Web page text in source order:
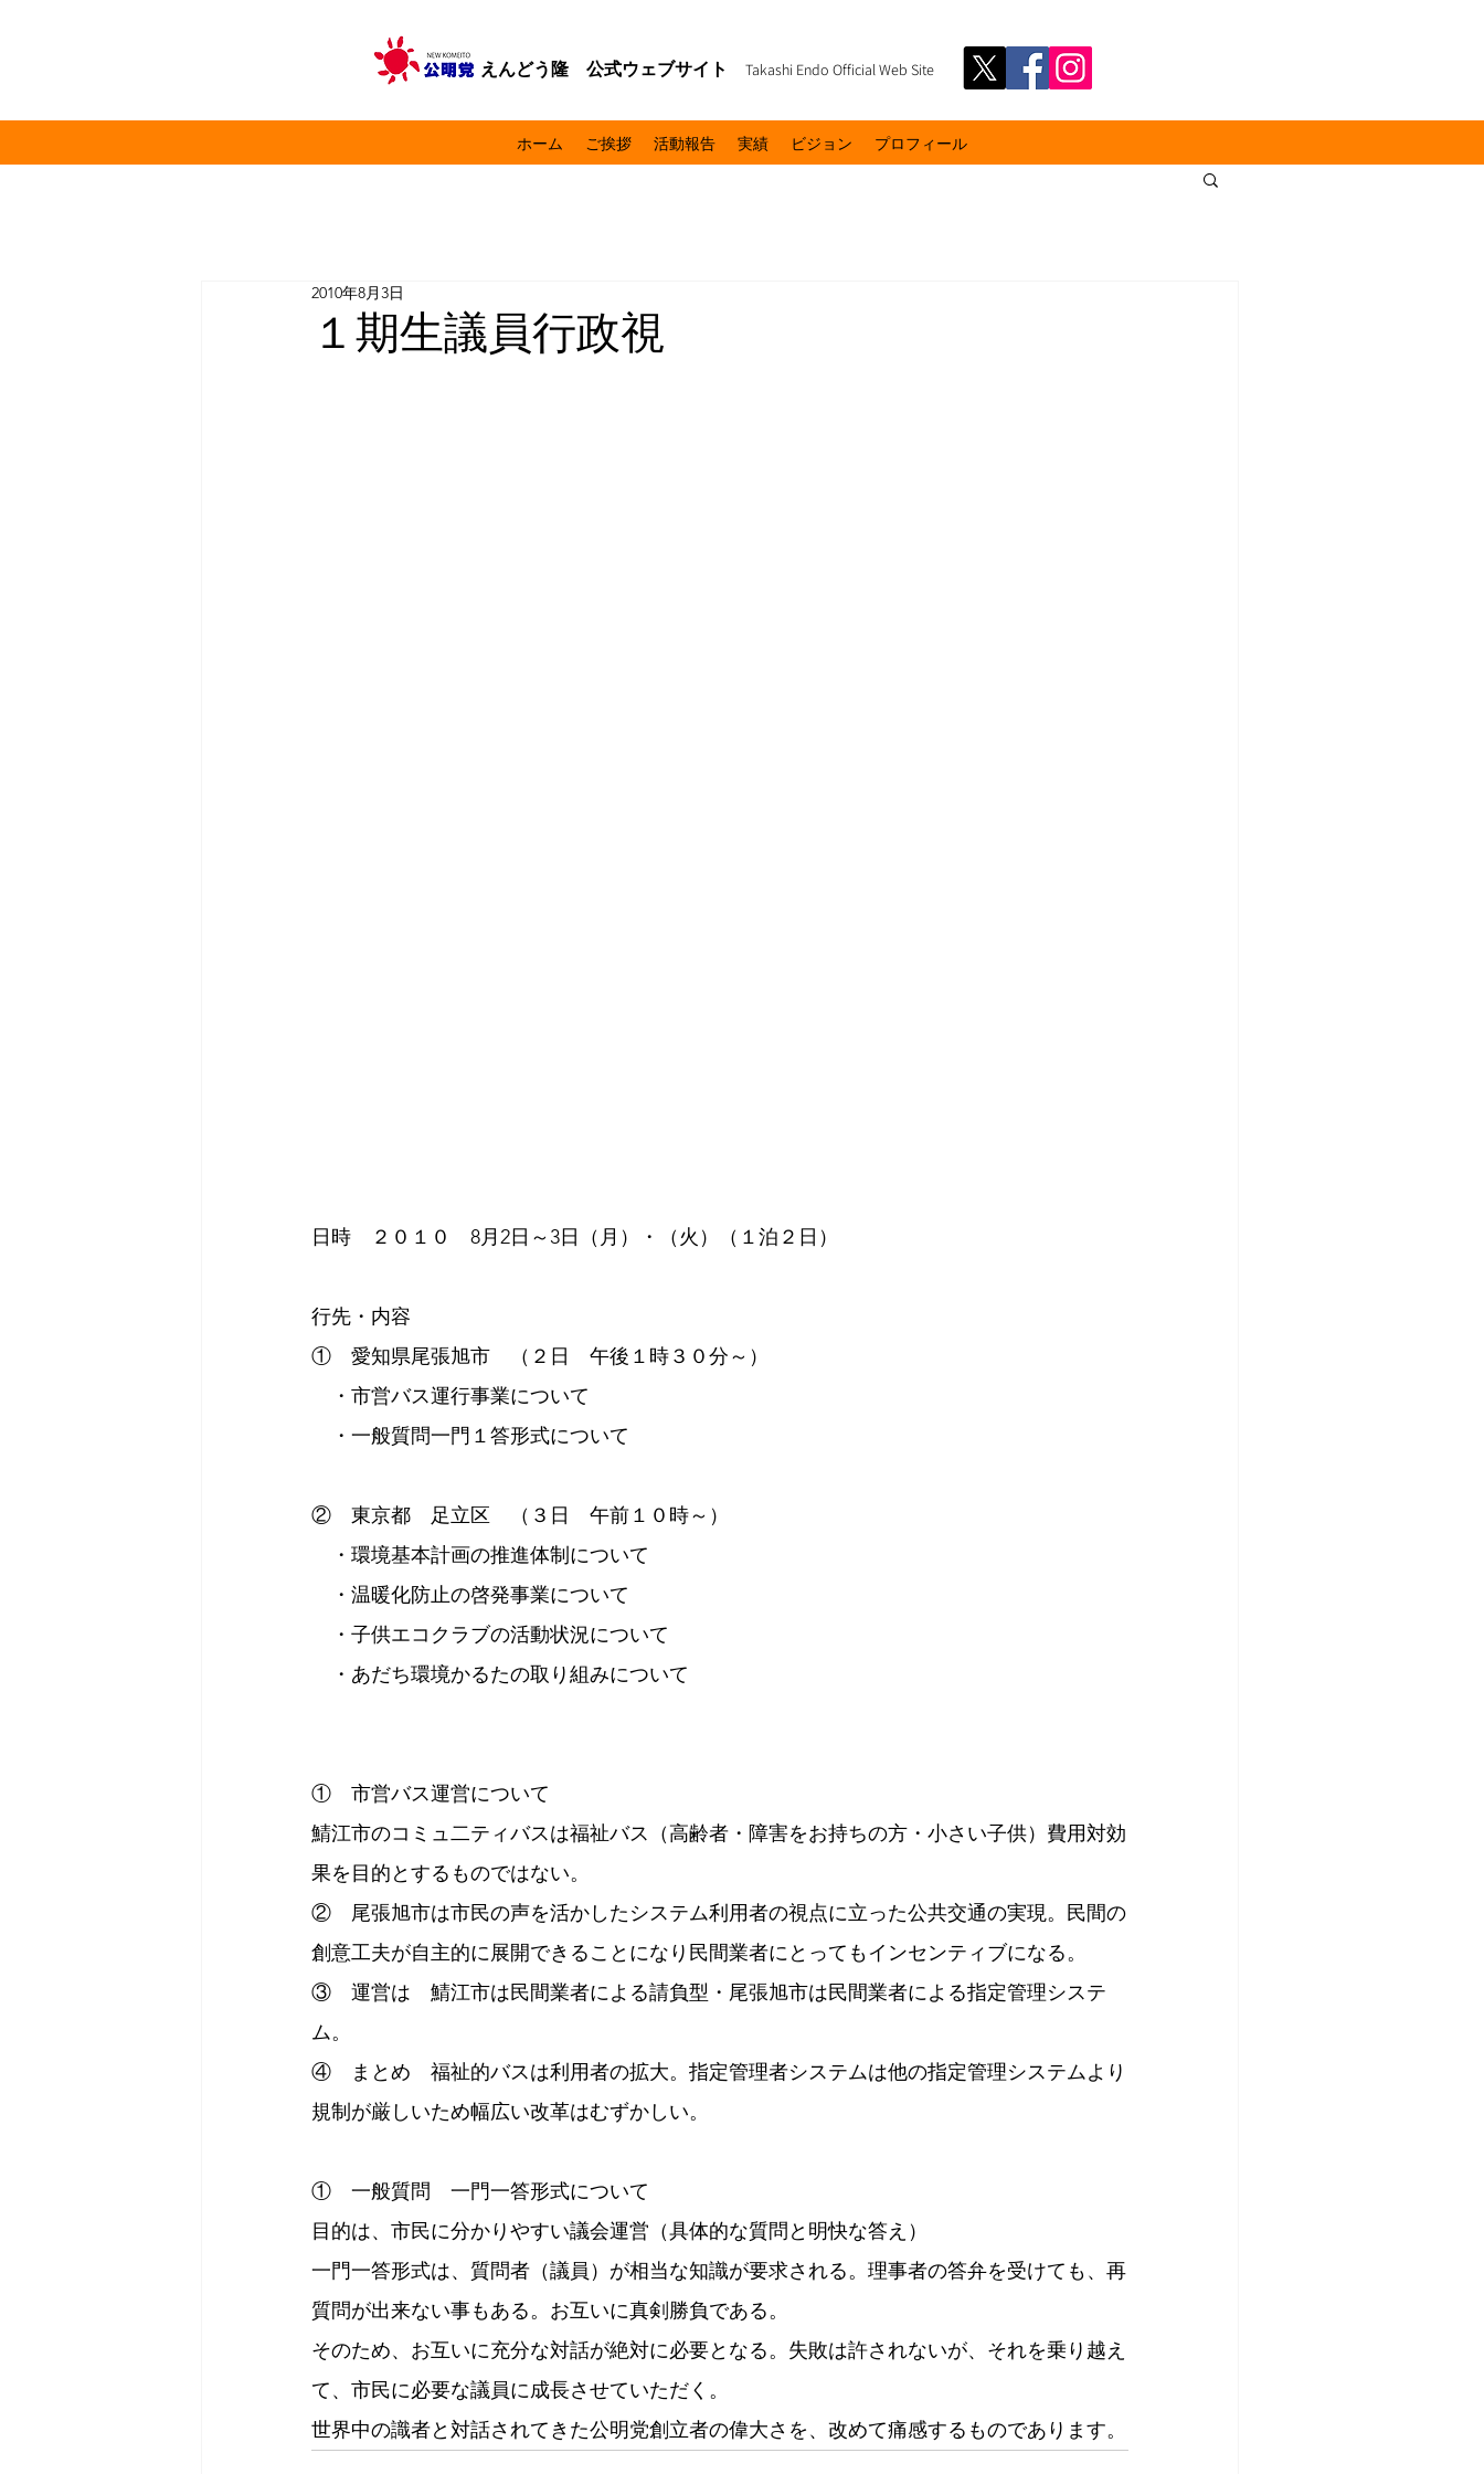
えんどう隆 公式ウェブサイト Takashi Endo Official Web Site
ホーム ご挨拶 活動報告 実績 ビジョン プロフィール
１期生議員行政視
2010年8月3日
日時　２０１０　8月2日～3日（月）・（火）（１泊２日）
行先・内容
①　愛知県尾張旭市　（２日　午後１時３０分～）
・市営バス運行事業について
・一般質問一門１答形式について
②　東京都　足立区　（３日　午前１０時～）
・環境基本計画の推進体制について
・温暖化防止の啓発事業について
・子供エコクラブの活動状況について
・あだち環境かるたの取り組みについて
①　市営バス運営について
鯖江市のコミュ二ティバスは福祉バス（高齢者・障害をお持ちの方・小さい子供）費用対効
果を目的とするものではない。
②　尾張旭市は市民の声を活かしたシステム利用者の視点に立った公共交通の実現。民間の
創意工夫が自主的に展開できることになり民間業者にとってもインセンティブになる。
③　運営は　鯖江市は民間業者による請負型・尾張旭市は民間業者による指定管理システ
ム。
④　まとめ　福祉的バスは利用者の拡大。指定管理者システムは他の指定管理システムより
規制が厳しいため幅広い改革はむずかしい。
①　一般質問　一門一答形式について
目的は、市民に分かりやすい議会運営（具体的な質問と明快な答え）
一門一答形式は、質問者（議員）が相当な知識が要求される。理事者の答弁を受けても、再
質問が出来ない事もある。お互いに真剣勝負である。
そのため、お互いに充分な対話が絶対に必要となる。失敗は許されないが、それを乗り越え
て、市民に必要な議員に成長させていただく。
世界中の識者と対話されてきた公明党創立者の偉大さを、改めて痛感するものであります。